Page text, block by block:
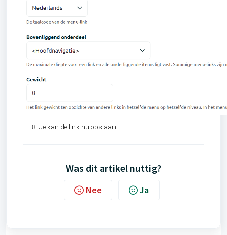
Je kan de link nu opslaan.
Was dit artikel nuttig?
Nee Ja